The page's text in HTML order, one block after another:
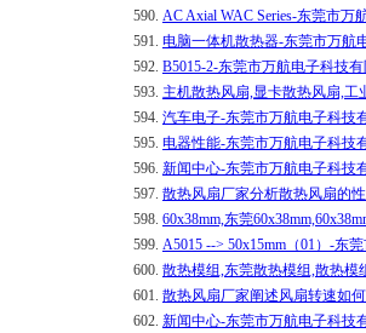
590. AC Axial WAC Series-东莞市万
591. 电脑一体机散热器-东莞市万航
592. B5015-2-东莞市万航电子科技有
593. 主机散热风扇,显卡散热风扇,
594. 汽车电子-东莞市万航电子科技
595. 电器性能-东莞市万航电子科技
596. 新闻中心-东莞市万航电子科技
597. 散热风扇厂家分析散热风扇的
598. 60x38mm,东莞
599. A5015 --> 50x15mm（01）-东
600. 散热模组,东莞散热模组,散热
601. 散热风扇厂家阐述风扇转速如
602. 新闻中心-东莞市万航电子科技